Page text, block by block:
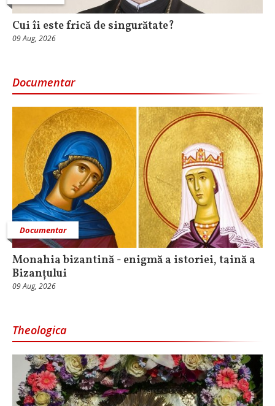
Cui îi este frică de singurătate?
09 Aug, 2026
Documentar
Documentar
Monahia bizantină - enigmă a istoriei, taină a
Bizanțului
09 Aug, 2026
Theologica